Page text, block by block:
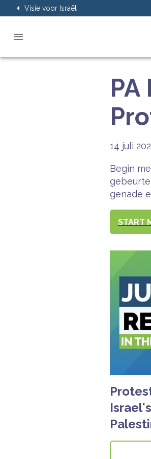
Visie voor Israël
14 juli
Begin
genade
START